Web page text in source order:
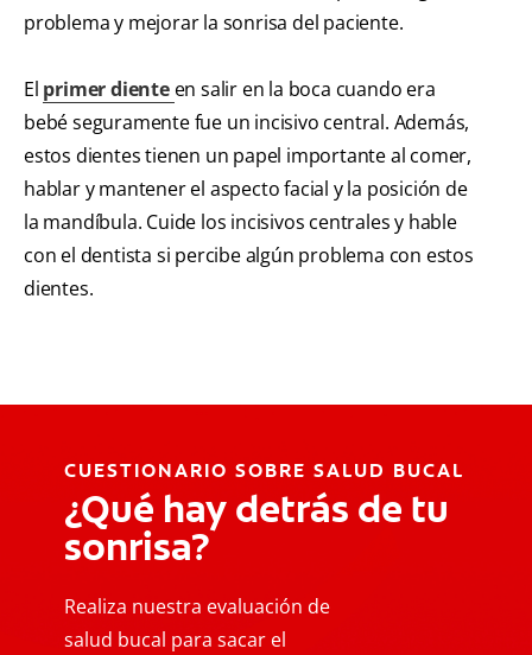
problema y mejorar la sonrisa del paciente.
El primer diente en salir en la boca cuando era
bebé seguramente fue un incisivo central. Además,
estos dientes tienen un papel importante al comer,
hablar y mantener el aspecto facial y la posición de
la mandíbula. Cuide los incisivos centrales y hable
con el dentista si percibe algún problema con estos
dientes.
CUESTIONARIO SOBRE SALUD BUCAL
¿Qué hay detrás de tu
sonrisa?
Realiza nuestra evaluación de
salud bucal para sacar el